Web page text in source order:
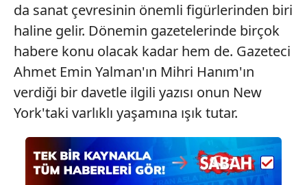
da sanat çevresinin önemli figürlerinden biri
haline gelir. Dönemin gazetelerinde birçok
habere konu olacak kadar hem de. Gazeteci
Ahmet Emin Yalman'ın Mihri Hanım'ın
verdiği bir davetle ilgili yazısı onun New
York'taki varlıklı yaşamına ışık tutar.